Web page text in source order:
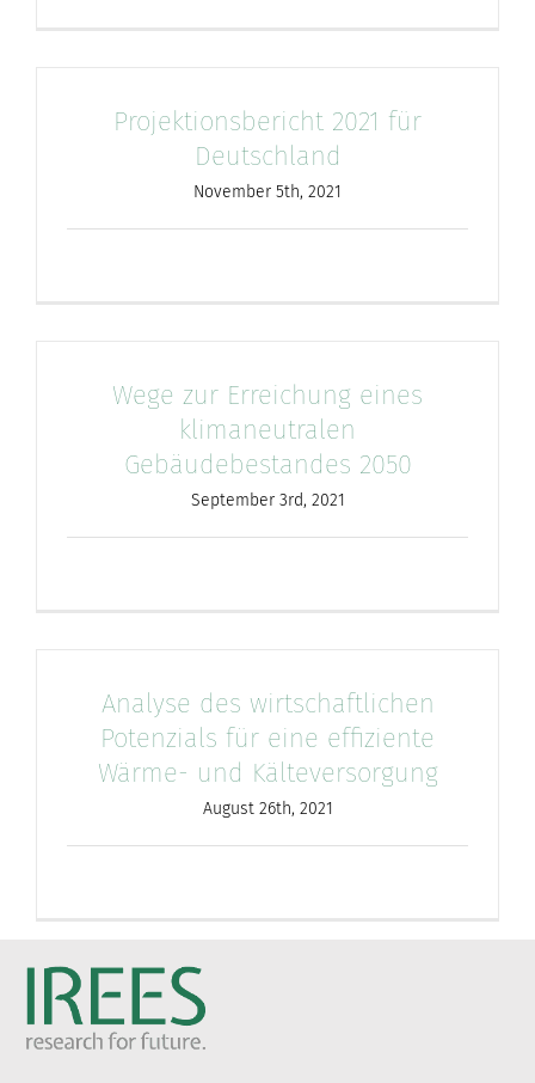
Projektionsbericht 2021 für
Deutschland
November 5th, 2021
Wege zur Erreichung eines
klimaneutralen
Gebäudebestandes 2050
September 3rd, 2021
Analyse des wirtschaftlichen
Potenzials für eine effiziente
Wärme- und Kälteversorgung
August 26th, 2021